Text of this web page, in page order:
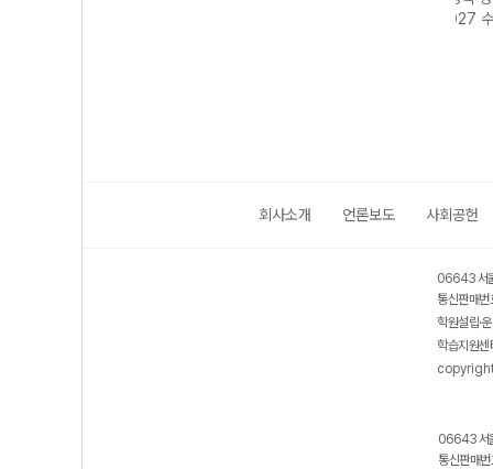
지리
회사소개 언론보도 사회공헌
06643 서
통신판매
학원설립·
학습지원
06643 서
통신판매